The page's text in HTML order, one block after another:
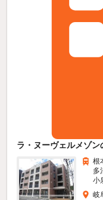
ラ・ヌーヴェルメゾン
根
多
小
岐